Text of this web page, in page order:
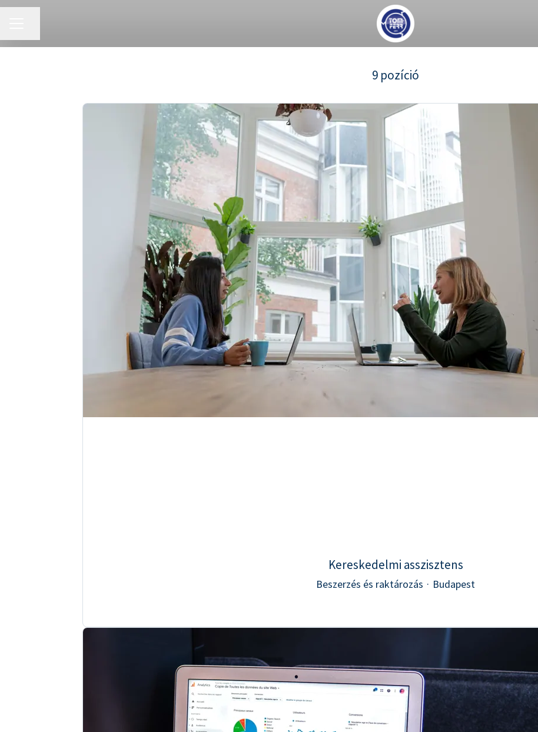
9 pozíció
Kereskedelmi asszisztens
Beszerzés és raktározás · Budapest